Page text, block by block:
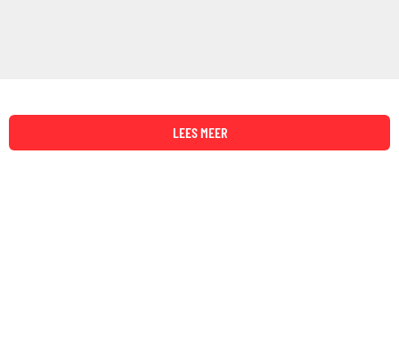
LEES MEER